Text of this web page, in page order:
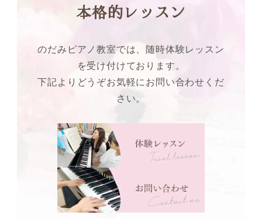
本格的レッスン
のだみピアノ教室では、随時体験レッスン
を受け付けております。
下記よりどうぞお気軽にお問い合わせくだ
さい。